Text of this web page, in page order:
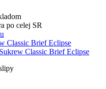
po celej SR
Classic Brief Eclipse